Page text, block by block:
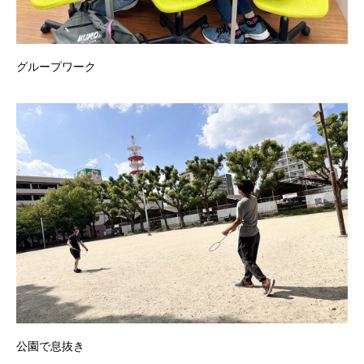
グループワーク
公園で息抜き